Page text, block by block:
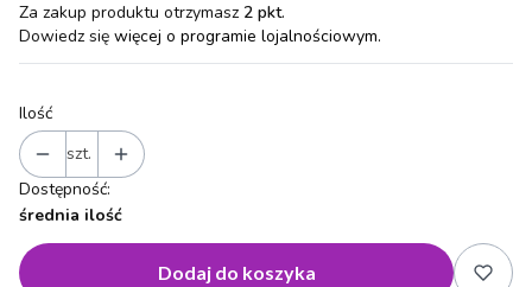
Za zakup produktu otrzymasz 2 pkt.
Dowiedz się więcej o programie lojalnościowym.
Ilość
szt.
Dostępność:
średnia ilość
Dodaj do koszyka